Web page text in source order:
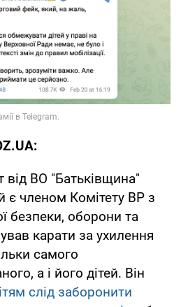
від ВО "Батьківщина"
є членом Комітету ВР з
безпеки, оборони та
карати за ухилення
самого
а і його дітей. Він
слід заборонити